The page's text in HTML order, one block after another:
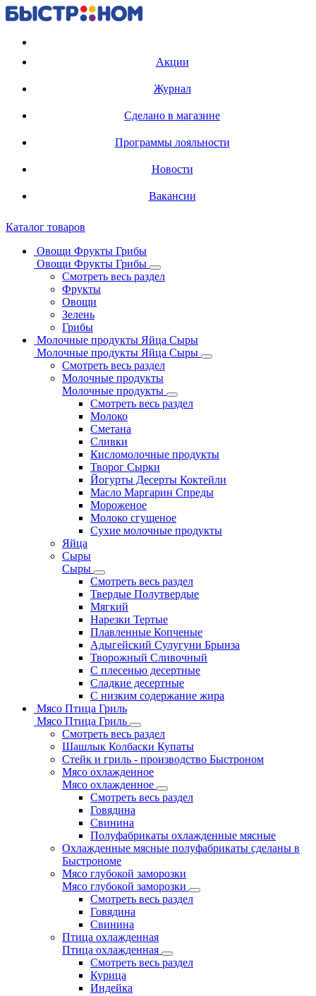
Акции
Журнал
Сделано в магазине
Программы лояльности
Новости
Вакансии
Каталог товаров
Овощи Фрукты Грибы
Овощи Фрукты Грибы
Смотреть весь раздел
Фрукты
Овощи
Зелень
Грибы
Молочные продукты Яйца Сыры
Молочные продукты Яйца Сыры
Смотреть весь раздел
Молочные продукты
Молочные продукты
Смотреть весь раздел
Молоко
Сметана
Сливки
Кисломолочные продукты
Творог Сырки
Йогурты Десерты Коктейли
Масло Маргарин Спреды
Мороженое
Молоко сгущеное
Сухие молочные продукты
Яйца
Сыры
Сыры
Смотреть весь раздел
Твердые Полутвердые
Мягкий
Нарезки Тертые
Плавленные Копченые
Адыгейский Сулугуни Брынза
Творожный Сливочный
С плесенью десертные
Сладкие десертные
С низким содержание жира
Мясо Птица Гриль
Мясо Птица Гриль
Смотреть весь раздел
Шашлык Колбаски Купаты
Стейк и гриль - производство Быстроном
Мясо охлажденное
Мясо охлажденное
Смотреть весь раздел
Говядина
Свинина
Полуфабрикаты охлажденные мясные
Охлажденные мясные полуфабрикаты сделаны в
Быстрономе
Мясо глубокой заморозки
Мясо глубокой заморозки
Смотреть весь раздел
Говядина
Свинина
Птица охлажденная
Птица охлажденная
Смотреть весь раздел
Курица
Индейка